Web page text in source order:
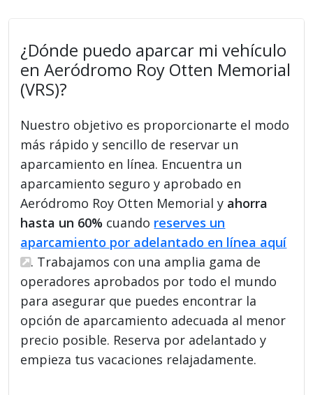
¿Dónde puedo aparcar mi vehículo
en Aeródromo Roy Otten Memorial
(VRS)?
Nuestro objetivo es proporcionarte el modo
más rápido y sencillo de reservar un
aparcamiento en línea. Encuentra un
aparcamiento seguro y aprobado en
Aeródromo Roy Otten Memorial y ahorra
hasta un 60% cuando reserves un
aparcamiento por adelantado en línea aquí
. Trabajamos con una amplia gama de
operadores aprobados por todo el mundo
para asegurar que puedes encontrar la
opción de aparcamiento adecuada al menor
precio posible. Reserva por adelantado y
empieza tus vacaciones relajadamente.